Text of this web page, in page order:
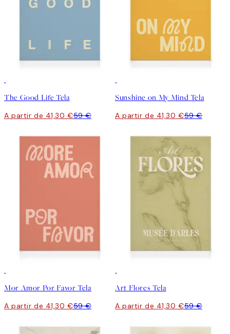
The Good Life Tela
A partir de 41,30 €59 €
Sunshine on My Mind Tela
A partir de 41,30 €59 €
Mor Amor Por Favor Tela
A partir de 41,30 €59 €
Art Flores Tela
A partir de 41,30 €59 €